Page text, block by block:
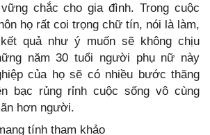
chắc cho gia đình. Trong cuộc
họ rất coi trọng chữ tín, nói là làm,
quả như ý muốn sẽ không chịu
năm 30 tuổi người phụ nữ này
của họ sẽ có nhiều bước thăng
bạc rủng rỉnh cuộc sống vô cùng
hơn người.
tính tham khảo